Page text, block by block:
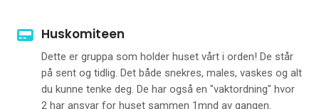
Huskomiteen
Dette er gruppa som holder huset vårt i orden! De står
på sent og tidlig. Det både snekres, males, vaskes og alt
du kunne tenke deg. De har også en "vaktordning" hvor
2 har ansvar for huset sammen 1mnd av gangen.